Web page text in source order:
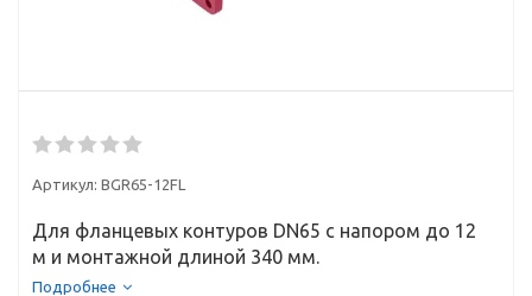
Артикул: BGR65-12FL
Для фланцевых контуров DN65 с напором до 12
м и монтажной длиной 340 мм.
Подробнее